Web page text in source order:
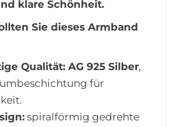
klare Schönheit.
Sie dieses Armband
Qualität: AG 925 Silber,
für
spiralförmig gedrehte